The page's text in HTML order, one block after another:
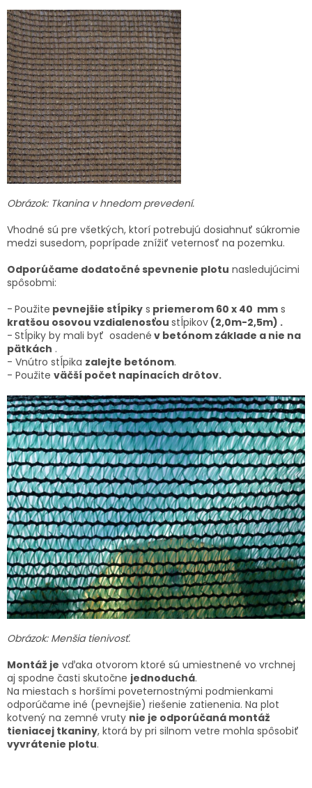
Obrázok: Tkanina v hnedom prevedení.
Vhodné sú pre všetkých, ktorí potrebujú dosiahnuť súkromie
medzi susedom, poprípade znížiť veternosť na pozemku.
Odporúčame dodatočné spevnenie plotu nasledujúcimi
spôsobmi:
- Použite pevnejšie stĺpiky s priemerom 60 x 40 mm s
kratšou osovou vzdialenosťou stĺpikov (2,0m-2,5m) .
- Stĺpiky by mali byť osadené v betónom základe a nie na
pätkách .
- Vnútro stĺpika zalejte betónom.
- Použite väčší počet napínacích drôtov.
Obrázok: Menšia tienivosť.
Montáž je vďaka otvorom ktoré sú umiestnené vo vrchnej
aj spodne časti skutočne jednoduchá.
Na miestach s horšími poveternostnými podmienkami
odporúčame iné (pevnejšie) riešenie zatienenia. Na plot
kotvený na zemné vruty nie je odporúčaná montáž
tieniacej tkaniny, ktorá by pri silnom vetre mohla spôsobiť
vyvrátenie plotu.